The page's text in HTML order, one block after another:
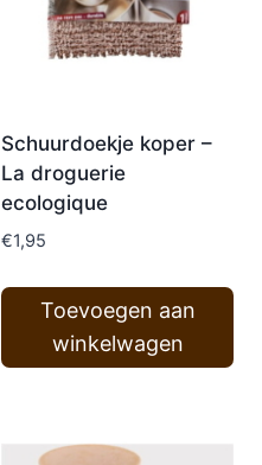
Schuurdoekje koper –
La droguerie
ecologique
€1,95
Toevoegen aan
winkelwagen